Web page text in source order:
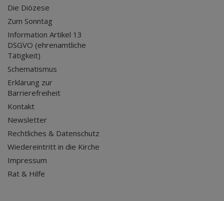
Die Diözese
Zum Sonntag
Information Artikel 13
DSGVO (ehrenamtliche
Tätigkeit)
Schematismus
Erklärung zur
Barrierefreiheit
Kontakt
Newsletter
Rechtliches & Datenschutz
Wiedereintritt in die Kirche
Impressum
Rat & Hilfe